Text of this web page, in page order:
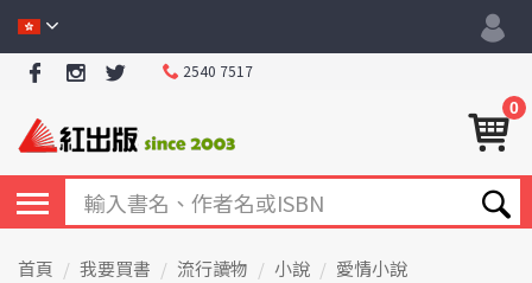
2540 7517
0
首頁 我要買書 流行讀物 小說 愛情小說